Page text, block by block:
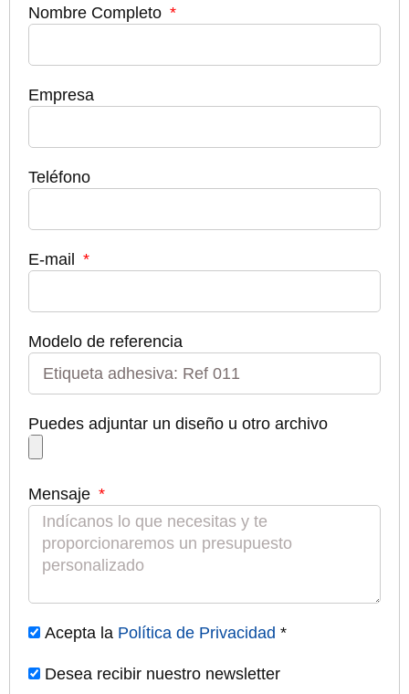
Nombre Completo
Empresa
Teléfono
E-mail
Modelo de referencia
Puedes adjuntar un diseño u otro archivo
Mensaje
Acepta la Política de Privacidad *
Desea recibir nuestro newsletter